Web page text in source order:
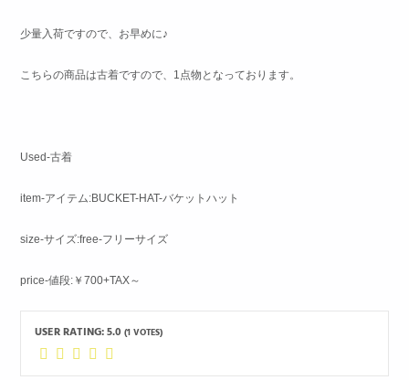
少量入荷ですので、お早めに♪
こちらの商品は古着ですので、1点物となっております。
Used-古着
item-アイテム:BUCKET-HAT-バケットハット
size-サイズ:free-フリーサイズ
price-値段:￥700+TAX～
USER RATING:5.0 (1VOTES)